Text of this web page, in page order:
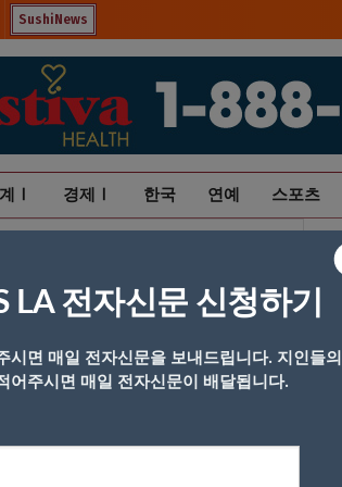
SushiNews
Ⅰ 경제Ⅰ 한국 연예 스포츠
LA 전자신문 신청하기
시면 매일 전자신문을 보내드립니다. 지인들의
어주시면 매일 전자신문이 배달됩니다.